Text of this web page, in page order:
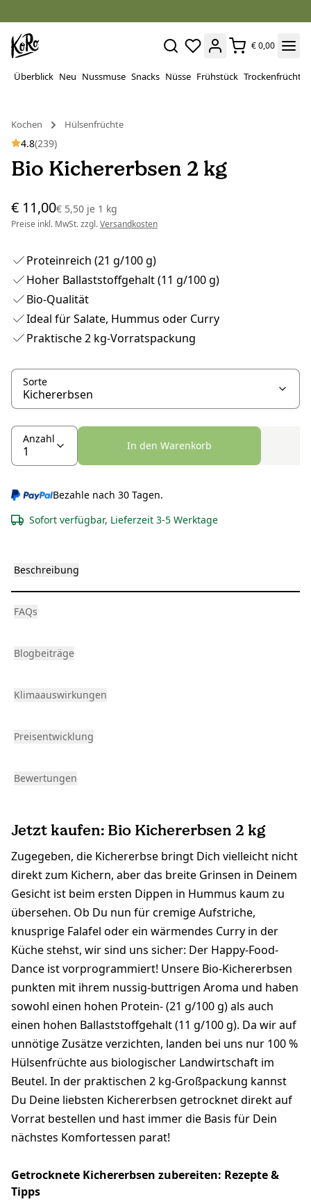
€ 0,00
Überblick Neu Nussmuse Snacks Nüsse Frühstück Trockenfrüchte
Kochen
Hülsenfrüchte
4.8(239)
Bio Kichererbsen 2 kg
€ 11,00€ 5,50 je 1 kg
Preise inkl. MwSt. zzgl.Versandkosten
Proteinreich (21 g/100 g)
Hoher Ballaststoffgehalt (11 g/100 g)
Bio-Qualität
Ideal für Salate, Hummus oder Curry
Praktische 2 kg-Vorratspackung
Sorte
Anzahl
In den Warenkorb
Bezahle nach 30 Tagen.
Sofort verfügbar, Lieferzeit 3-5 Werktage
Beschreibung
FAQs
Blogbeiträge
Klimaauswirkungen
Preisentwicklung
Bewertungen
Jetzt kaufen: Bio Kichererbsen 2 kg
Zugegeben, die Kichererbse bringt Dich vielleicht nicht
direkt zum Kichern, aber das breite Grinsen in Deinem
Gesicht ist beim ersten Dippen in Hummus kaum zu
übersehen. Ob Du nun für cremige Aufstriche,
knusprige Falafel oder ein wärmendes Curry in der
Küche stehst, wir sind uns sicher: Der Happy-Food-
Dance ist vorprogrammiert! Unsere Bio-Kichererbsen
punkten mit ihrem nussig-buttrigen Aroma und haben
sowohl einen hohen Protein- (21 g/100 g) als auch
einen hohen Ballaststoffgehalt (11 g/100 g). Da wir auf
unnötige Zusätze verzichten, landen bei uns nur 100 %
Hülsenfrüchte aus biologischer Landwirtschaft im
Beutel. In der praktischen 2 kg-Großpackung kannst
Du Deine liebsten Kichererbsen getrocknet direkt auf
Vorrat bestellen und hast immer die Basis für Dein
nächstes Komfortessen parat!
Getrocknete Kichererbsen zubereiten: Rezepte &
Tipps